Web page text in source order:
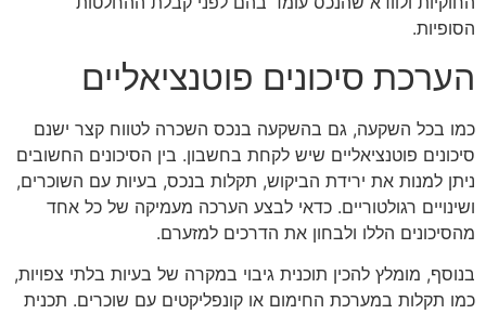
הסופיות.
הערכת סיכונים פוטנציאליים
כמו בכל השקעה, גם בהשקעה בנכס השכרה לטווח קצר ישנם
סיכונים פוטנציאליים שיש לקחת בחשבון. בין הסיכונים החשובים
ניתן למנות את ירידת הביקוש, תקלות בנכס, בעיות עם השוכרים,
ושינויים רגולטוריים. כדאי לבצע הערכה מעמיקה של כל אחד
מהסיכונים הללו ולבחון את הדרכים למזערם.
בנוסף, מומלץ להכין תוכנית גיבוי במקרה של בעיות בלתי צפויות,
כמו תקלות במערכת החימום או קונפליקטים עם שוכרים. תכנית